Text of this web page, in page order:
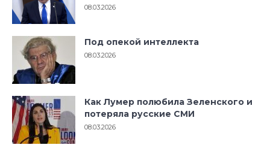
08.03.2026
Под опекой интеллекта
08.03.2026
Как Лумер полюбила Зеленского и
потеряла русские СМИ
08.03.2026